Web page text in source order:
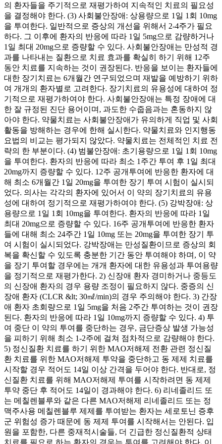
의 환자들을 주기적으로 재평가하여 지속적인 치료의 필요성
을 결정해야 한다. (3) 사회불안장애: 상용량으로 1일 1회 10mg
을 투여한다. 일반적으로 증상의 개선을 위해서 2-4주가 필요
하다. 그 이후에 환자의 반응에 따라 1일 5mg으로 감량하거나
1일 최대 20mg으로 증량할 수 있다. 사회불안장애는 만성적 경
과를 나타내는 질환으로 치료 효과를 확실히 하기 위해 12주
동안 치료를 지속하는 것이 권장된다. 반응을 보이는 환자들에
대한 장기치료는 6개월간 연구되었으며 재발을 예방하기 위하
여 개개의 환자별로 고려한다. 장기치료의 유용성에 대하여 정
기적으로 재평가하여야 한다. 사회불안장애는 특정 장애에 대
한 잘 규정된 진단 용어이며, 과도한 수줍음과는 혼동하지 않
아야 한다. 약물치료는 사회불안장애가 유의하게 직업 및 사회
활동을 방해하는 경우에 한해 실시한다. 약물치료와 인지행동
요법의 비교는 평가되지 않았다. 약물치료는 전체적인 치료 전
략의 한 부분이다. (4) 범불안장애: 초기용량으로 1일 1회 10mg
을 투여한다. 환자의 반응에 따라 최소 1주간 투여 후 1일 최대
20mg까지 증량할 수 있다. 12주 공개투여에 반응한 환자에 대
해 최소 6개월간 1일 20mg을 투여한 장기 투여 시험이 실시되
었다. 의사는 각각의 환자에 있어서 이 약의 장기치료의 유용
성에 대하여 정기적으로 재평가하여야 한다. (5) 강박장애: 상
용량으로 1일 1회 10mg을 투여한다. 환자의 반응에 따라 1일
최대 20mg으로 증량할 수 있다. 16주 공개투여에 반응한 환자
들에 대해 최소 24주간 1일 10mg 또는 20mg을 투여한 장기 투
여 시험이 실시되었다. 강박장애는 만성질환이므로 증상의 회
복을 확신할 수 있도록 충분한 기간 동안 투여해야 하며, 이 약
을 장기 투여할 경우에는 개개 환자에 대한 유용성과 투여용량
을 정기적으로 재평가한다. 2) 신장애 환자 경미하거나 중등도
의 신장애 환자의 경우 용량 조정이 필요하지 않다. 중증의 신
장애 환자 (CLCR &lt; 30㎖/min)의 경우 주의해야 한다. 3) 간장
애 환자 초회량으로 1일 5mg을 처음 2주간 투여하는 것이 권장
된다. 환자의 반응에 따라 1일 10mg까지 증량할 수 있다. 4) 투
여 중단 이 약의 투여를 중단하는 경우, 금단증상 발생 가능성
을 피하기 위해 최소 1-2주에 걸쳐 점차적으로 감량해야 한다.
5) 정신질환 치료를 하기 위한 MAO저해제 전환 관련 정신질
환 치료를 위한 MAO저해제 투약을 중단하고 동 제제 치료를
시작할 경우 적어도 14일 이상 간격을 두어야 한다. 반대로, 정
신질환 치료를 위해 MAO저해제 투여를 시작하려면 동 제제
투약 중단 후 적어도 14일이 경과해야 한다. 6) 리네졸리드 또
는 메칠렌블루와 같은 다른 MAO저해제 리네졸리드 또는 정
맥주사용 메칠렌블루 제제를 투여받는 환자는 세로토닌 증후
군 위험성 증가 때문에 동 제제 투여를 시작해서는 안된다. 입
원을 포함한, 다른 중재적시술들, 더 긴급한 정신질환적 상태